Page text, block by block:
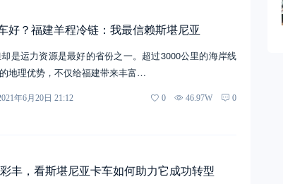
好？福建羊程冷链：我最信赖斯堪尼亚
是运力资源是最好的省份之一。超过3000公里的海岸线
地理优势，不仅给福建带来丰富…
年6月20日 21:12 0 46.97W 0
，看斯堪尼亚卡车如何助力它成功转型